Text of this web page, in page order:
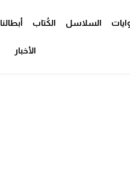
السلاسل الكُتاب أبطالنا
الأخبار